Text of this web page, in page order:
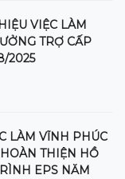
VIỆC LÀM
TRỢ CẤP
2025
LÀM VĨNH PHÚC
THIỆN HỒ
EPS NĂM